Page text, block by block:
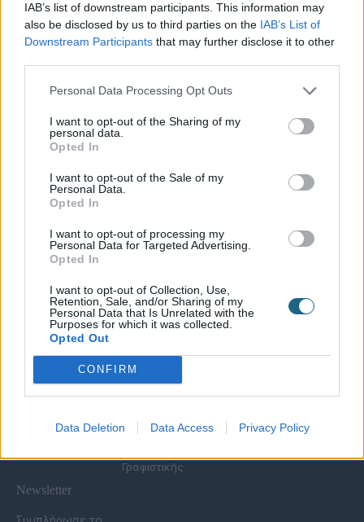
IAB’s list of downstream participants. This information may
also be disclosed by us to third parties on the IAB’s List of
Downstream Participants that may further disclose it to other
Personal Data Processing Opt Outs
I want to opt-out of the Sharing of my
personal data.
Opted In
I want to opt-out of the Sale of my
Personal Data.
Opted In
I want to opt-out of processing my
Personal Data for Targeted Advertising.
Opted In
I want to opt-out of Collection, Use,
Retention, Sale, and/or Sharing of my
Personal Data that Is Unrelated with the
Purposes for which it was collected.
Opted Out
CONFIRM
Data Deletion Data Access Privacy Policy
+30 694 9855145
info@spagenesis.gr
Ωράριο Λειτουργίας
Δευ - Παρ: 09:00 - 18:00
Σάββατο: 10:00 - 19:00
Χρήσιμες Σελίδες
Καριέρα
Τα Νέα μας
Απορρήτου
Όροι Χρήσης Eshop
Συχνές Ερωτήσεις
Τρόποι Πληρωμής &
Spa Marketing &
Προσωπικού
Digital Marketing
Wellness Real Estate
Ανακαίνιση Spa
Εξοπλισμός
Γραφιστικής
Εξειδικευμένα
Σεμινάρια
Σεμινάρια
Αισθητικής
Σεμινάρια Μασάζ
Σεμινάρια
Newsletter